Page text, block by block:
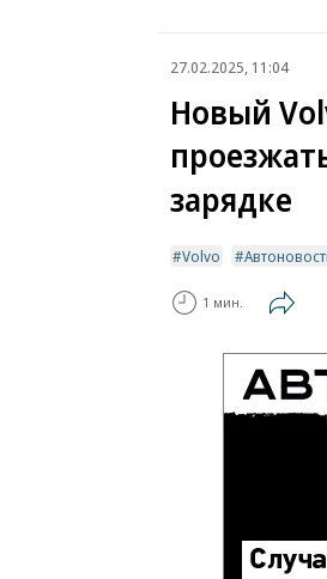
27.02.2025, 11:04
Новый
зарядке
Volvo
1 мин.